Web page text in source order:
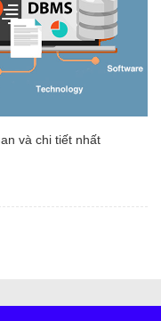
và chi tiết nhất